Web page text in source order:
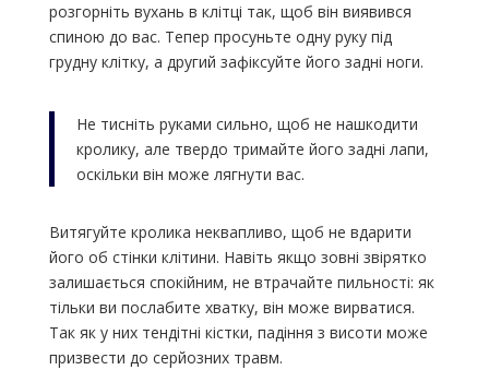
розгорніть вухань в клітці так, щоб він виявився
спиною до вас. Тепер просуньте одну руку під
грудну клітку, а другий зафіксуйте його задні ноги.
Не тисніть руками сильно, щоб не нашкодити
кролику, але твердо тримайте його задні лапи,
оскільки він може лягнути вас.
Витягуйте кролика неквапливо, щоб не вдарити
його об стінки клітини. Навіть якщо зовні звірятко
залишається спокійним, не втрачайте пильності: як
тільки ви послабите хватку, він може вирватися.
Так як у них тендітні кістки, падіння з висоти може
призвести до серйозних травм.